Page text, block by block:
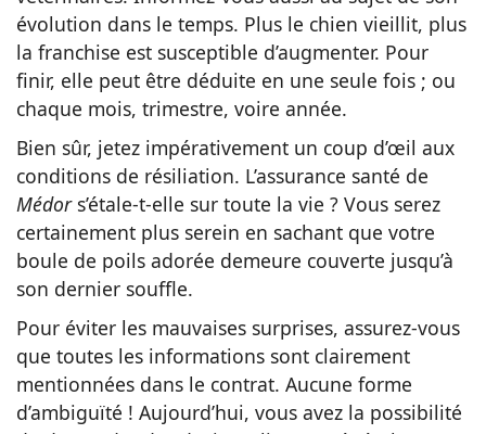
évolution dans le temps. Plus le chien vieillit, plus
la franchise est susceptible d’augmenter. Pour
finir, elle peut être déduite en une seule fois ; ou
chaque mois, trimestre, voire année.
Bien sûr, jetez impérativement un coup d’œil aux
conditions de résiliation. L’assurance santé de
Médors’étale-t-elle sur toute la vie ? Vous serez
certainement plus serein en sachant que votre
boule de poils adorée demeure couverte jusqu’à
son dernier souffle.
Pour éviter les mauvaises surprises, assurez-vous
que toutes les informations sont clairement
mentionnées dans le contrat. Aucune forme
d’ambiguïté ! Aujourd’hui, vous avez la possibilité